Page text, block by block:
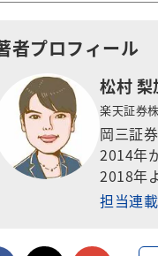
者プロフィール
松村 梨
楽天証券
岡三証
2014年
2018年
担当連